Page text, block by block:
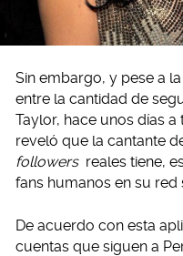
Sin embargo, y pese a
entre la cantidad de
Taylor, hace unos días a
reveló que la cantante
followers reales tiene,
fans humanos en su red
De acuerdo con esta
cuentas que siguen a